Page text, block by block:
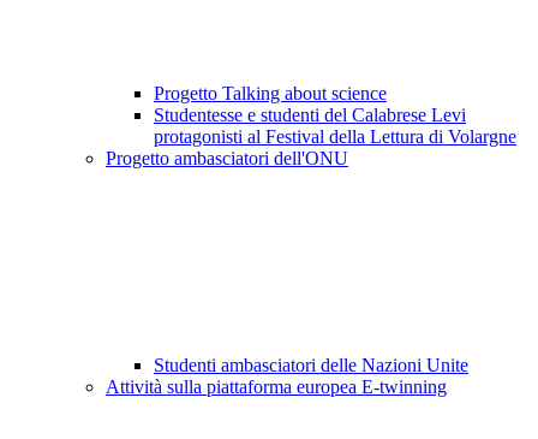
Progetto Talking about science
Studentesse e studenti del Calabrese Levi
protagonisti al Festival della Lettura di Volargne
Progetto ambasciatori dell'ONU
Studenti ambasciatori delle Nazioni Unite
Attività sulla piattaforma europea E-twinning